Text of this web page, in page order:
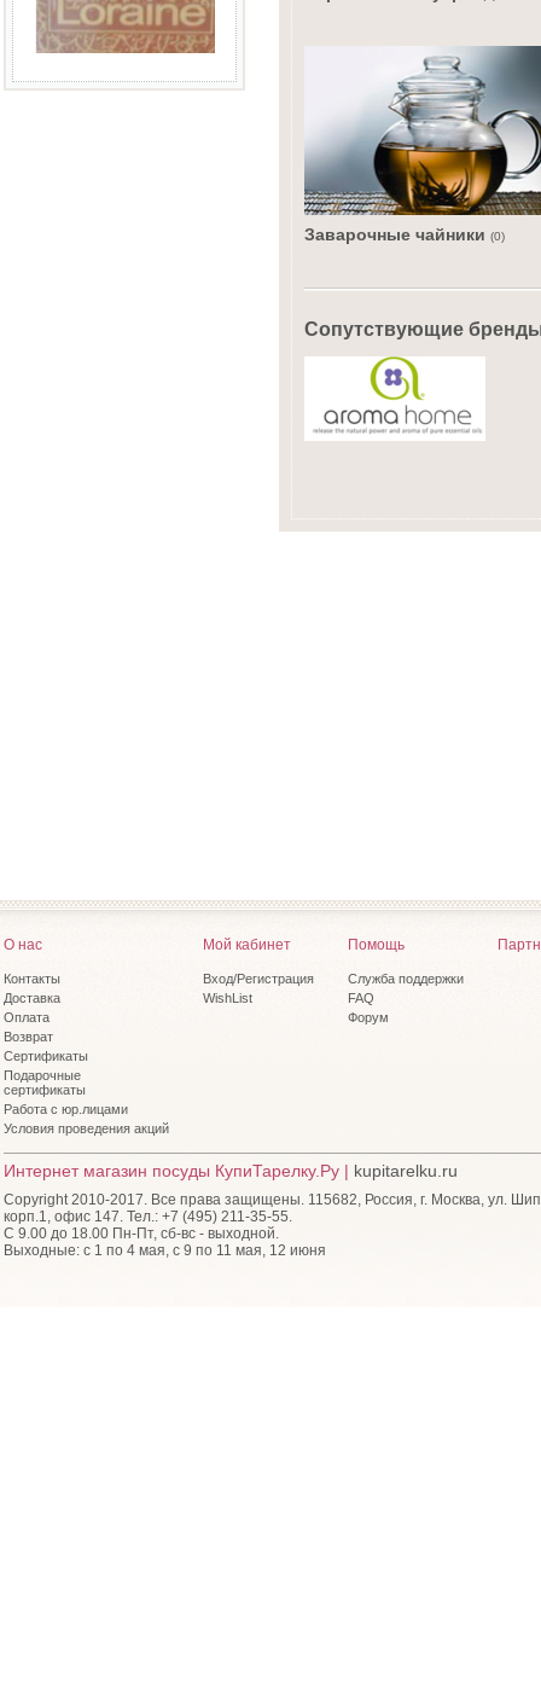
Заварочные чайники (0)
Сопутствующие
О нас
Контакты
Доставка
Оплата
Возврат
Сертификаты
Подарочные
сертификаты
Работа с юр.лицами
Условия проведения акций
Мой кабинет
Вход/Регистрация
WishList
Помощь
Служба поддержки
FAQ
Форум
Интернет магазин посуды КупиТарелку.Ру | kupitarelku.ru
Copyright 2010-2017. Все права защищены. 115682, Россия, г. Москва, ул.
корп.1, офис 147. Тел.: +7 (495) 211-35-55.
С 9.00 до 18.00 Пн-Пт, сб-вс - выходной.
Выходные: с 1 по 4 мая, с 9 по 11 мая, 12 июня